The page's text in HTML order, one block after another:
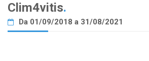
Clim4vitis.
Da 01/09/2018 a 31/08/2021